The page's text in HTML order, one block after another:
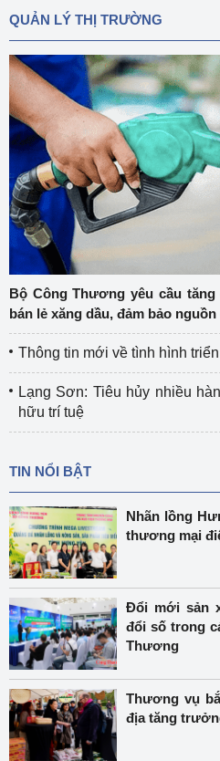
QUẢN LÝ THỊ TRƯỜNG
Bộ Công Thương yêu cầu
bán lẻ xăng dầu, đảm bảo
Thông tin mới về tình hình
Lạng Sơn: Tiêu hủy nhiều
hữu trí tuệ
TIN NỔI BẬT
Nhãn lồng
thương mại
Đổi mới sản
đổi số trong
Thương
Thương vụ
địa tăng